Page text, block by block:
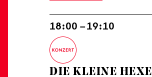
18:00 – 19:10
DIE KLEINE HEXE